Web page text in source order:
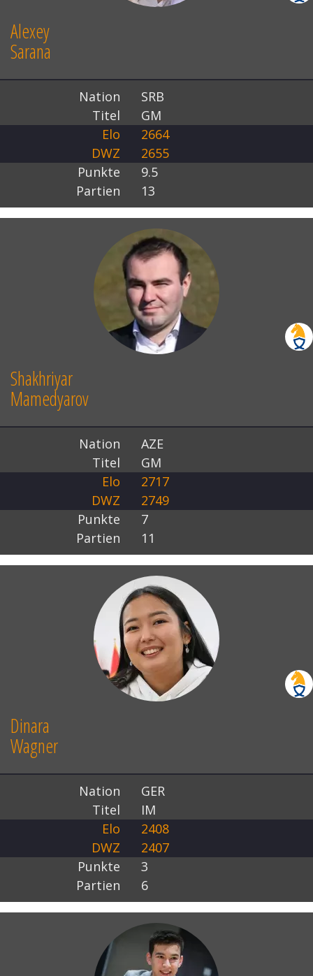
Alexey
Sarana
Nation
SRB
Titel
GM
Elo
2664
DWZ
2655
Punkte
9.5
Partien
13
Shakhriyar
Mamedyarov
Nation
AZE
Titel
GM
Elo
2717
DWZ
2749
Punkte
7
Partien
11
Dinara
Wagner
Nation
GER
Titel
IM
Elo
2408
DWZ
2407
Punkte
3
Partien
6